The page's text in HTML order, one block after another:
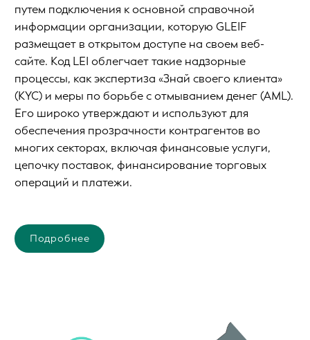
путем подключения к основной справочной
информации организации, которую GLEIF
размещает в открытом доступе на своем веб-
сайте. Код LEI облегчает такие надзорные
процессы, как экспертиза «Знай своего клиента»
(KYC) и меры по борьбе с отмыванием денег (AML).
Его широко утверждают и используют для
обеспечения прозрачности контрагентов во
многих секторах, включая финансовые услуги,
цепочку поставок, финансирование торговых
операций и платежи.
Подробнее